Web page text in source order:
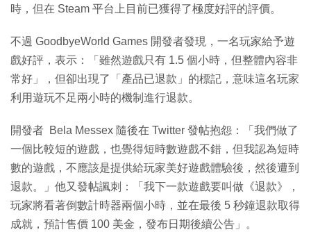
時，但在 Steam 平台上目前已獲得了極度好評的評價。
不過 GoodbyeWorld Games 開發者發現，一名玩家給予遊
戲好評，表示：「雖然遊戲只有 1.5 個小時，但整體內容非
常好」，但卻出現了「產品已退款」的標記，意味這名玩家
利用遊玩不足兩小時的機制進行退款。
開發者 Bela Messex 隨後在 Twitter 發帖抱怨：「我們做了
一個比較短的遊戲，也覺得短時數遊戲不錯，但我認為短時
數的遊戲，不應該是提供給玩家美好遊戲體驗後，然後遭到
退款。」他又發帖諷刺：「我下一款遊戲要叫做《退款》，
玩家將看著倒數計時器兩個小時，並在最後 5 秒鐘退款取得
成就，預計售價 100 美金，發布日期後續公告」。